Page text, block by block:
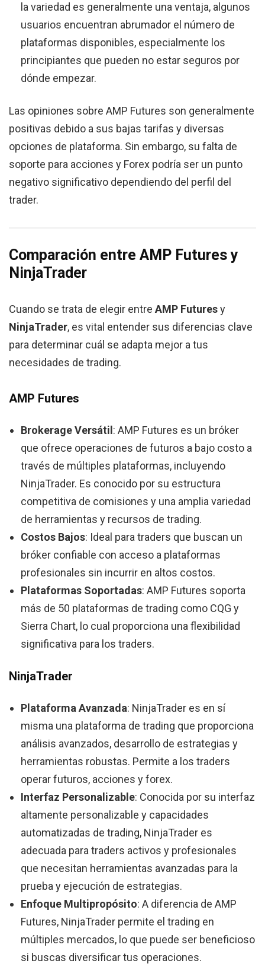
la variedad es generalmente una ventaja, algunos
usuarios encuentran abrumador el número de
plataformas disponibles, especialmente los
principiantes que pueden no estar seguros por
dónde empezar.
Las opiniones sobre AMP Futures son generalmente
positivas debido a sus bajas tarifas y diversas
opciones de plataforma. Sin embargo, su falta de
soporte para acciones y Forex podría ser un punto
negativo significativo dependiendo del perfil del
trader.
Comparación entre AMP Futures y
NinjaTrader
Cuando se trata de elegir entre AMP Futuresy
NinjaTrader, es vital entender sus diferencias clave
para determinar cuál se adapta mejor a tus
necesidades de trading.
AMP Futures
Brokerage Versátil : AMP Futures es un bróker
que ofrece operaciones de futuros a bajo costo a
través de múltiples plataformas, incluyendo
NinjaTrader. Es conocido por su estructura
competitiva de comisiones y una amplia variedad
de herramientas y recursos de trading.
Costos Bajos: Ideal para traders que buscan un
bróker confiable con acceso a plataformas
profesionales sin incurrir en altos costos.
Plataformas Soportadas: AMP Futures soporta
más de 50 plataformas de trading como CQG y
Sierra Chart, lo cual proporciona una flexibilidad
significativa para los traders.
NinjaTrader
Plataforma Avanzada: NinjaTrader es en sí
misma una plataforma de trading que proporciona
análisis avanzados, desarrollo de estrategias y
herramientas robustas. Permite a los traders
operar futuros, acciones y forex.
Interfaz Personalizable: Conocida por su interfaz
altamente personalizable y capacidades
automatizadas de trading, NinjaTrader es
adecuada para traders activos y profesionales
que necesitan herramientas avanzadas para la
prueba y ejecución de estrategias.
Enfoque Multipropósito: A diferencia de AMP
Futures, NinjaTrader permite el trading en
múltiples mercados, lo que puede ser beneficioso
si buscas diversificar tus operaciones.